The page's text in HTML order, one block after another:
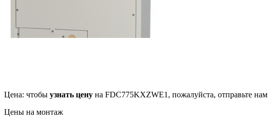
Цена: чтобы узнать цену на FDC775KXZWE1, пожалуйста, отправьте нам
Цены на монтаж